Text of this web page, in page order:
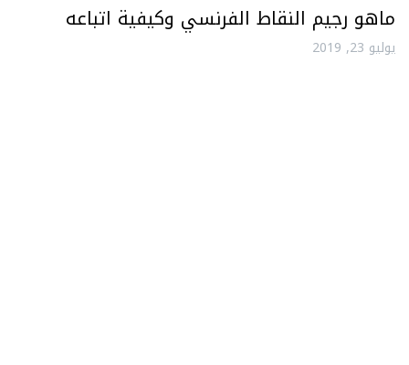
ماهو رجيم النقاط الفرنسي وكيفية اتباعه
يوليو 23, 2019